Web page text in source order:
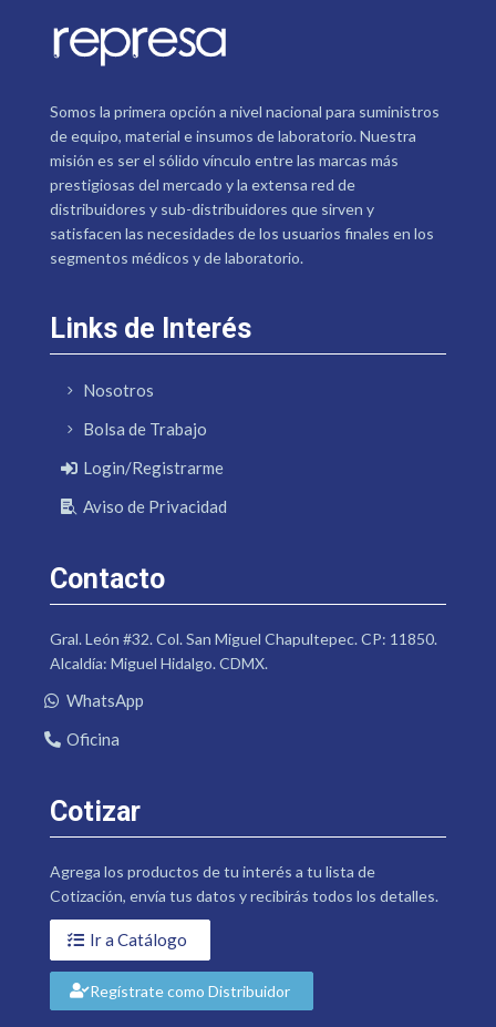
Somos la primera opción a nivel nacional para suministros
de equipo, material e insumos de laboratorio. Nuestra
misión es ser el sólido vínculo entre las marcas más
prestigiosas del mercado y la extensa red de
distribuidores y sub-distribuidores que sirven y
satisfacen las necesidades de los usuarios finales en los
segmentos médicos y de laboratorio.
Links de Interés
Nosotros
Bolsa de Trabajo
Login/Registrarme
Aviso de Privacidad
Contacto
Gral. León #32. Col. San Miguel Chapultepec. CP: 11850.
Alcaldía: Miguel Hidalgo. CDMX.
WhatsApp
Oficina
Cotizar
Agrega los productos de tu interés a tu lista de
Cotización, envía tus datos y recibirás todos los detalles.
Ir a Catálogo
Regístrate como Distribuidor